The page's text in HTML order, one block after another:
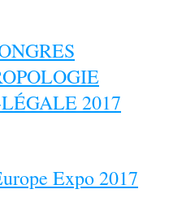
2017
Expo 2017